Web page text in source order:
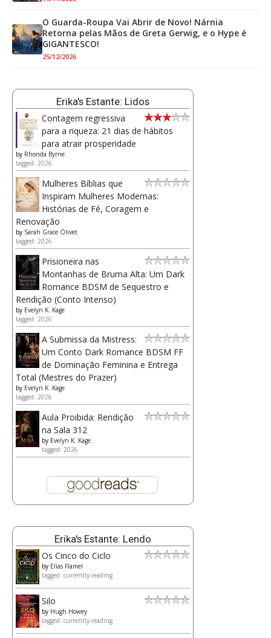
O Guarda-Roupa Vai Abrir de Novo! Nárnia
Retorna pelas Mãos de Greta Gerwig, e o Hype é
GIGANTESCO!
25/12/2026
Erika's Estante: Lidos
Contagem regressiva
para a riqueza: 21 dias de hábitos
para atrair prosperidade
by Rhonda Byrne
tagged: 2026
Mulheres Bíblias que
Inspiram Mulheres Modernas:
Histórias de Fé, Coragem e
Renovação
by Sarah Grace Olivet
tagged: 2026
Prisioneira nas
Montanhas de Bruma Alta: Um Dark
Romance BDSM de Sequestro e
Rendição (Conto Intenso)
by Evelyn K. Kage
tagged: 2026
A Submissa da Mistress:
Um Conto Dark Romance BDSM FF
de Dominação Feminina e Entrega
Total (Mestres do Prazer)
by Evelyn K. Kage
tagged: 2026
Aula Proibida: Rendição
na Sala 312
by Evelyn K. Kage
tagged: 2026
Erika's Estante: Lendo
Os Cinco do Ciclo
by Elias Flamel
tagged: currently-reading
Silo
by Hugh Howey
tagged: currently-reading